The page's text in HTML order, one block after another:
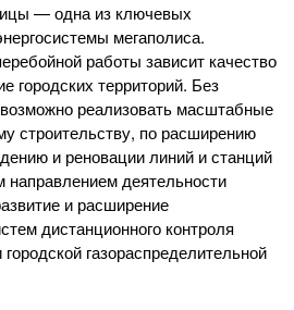
— одна из ключевых
мегаполиса.
работы зависит качество
городских территорий. Без
реализовать масштабные
строительству, по расширению
и реновации линий и станций
деятельности
и расширение
дистанционного контроля
газораспределительной